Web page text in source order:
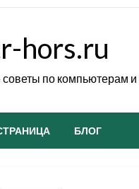
hors.ru
по компьютерам и
БЛОГ